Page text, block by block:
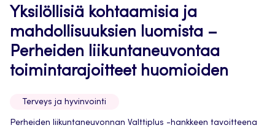
Yksilöllisiä kohtaamisia ja
mahdollisuuksien luomista –
Perheiden liikuntaneuvontaa
toimintarajoitteet huomioiden
Terveys ja hyvinvointi
Perheiden liikuntaneuvonnan Valttiplus -hankkeen tavoitteena